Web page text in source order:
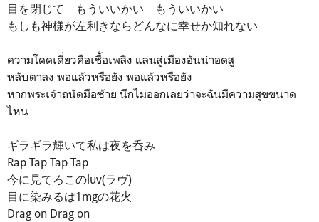
目を閉じて もういいかい もういいかい
もしも神様が左利きならどんなに幸せか知れない
ความโดดเดี่ยวคือเชื้อเพลิง แล่นสู่เมืองอันน่าอดสู
หลับตาลง พอแล้วหรือยัง พอแล้วหรือยัง
หากพระเจ้าถนัดมือซ้าย นึกไม่ออกเลยว่าจะฉันมีความสุขขนาด
ไหน
ギラギラ輝いて私は夜を呑み
Rap Tap Tap Tap
今に見てろこのluv(ラヴ)
目に染みるは1mgの花火
Drag on Drag on